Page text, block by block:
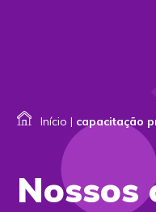
Início | capacitação
Nossos